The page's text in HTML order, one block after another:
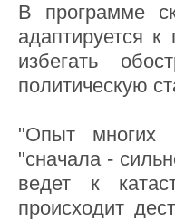
В программе
адаптируется
избегать
политическую
"Опыт многих
"сначала -
ведет к
происходит